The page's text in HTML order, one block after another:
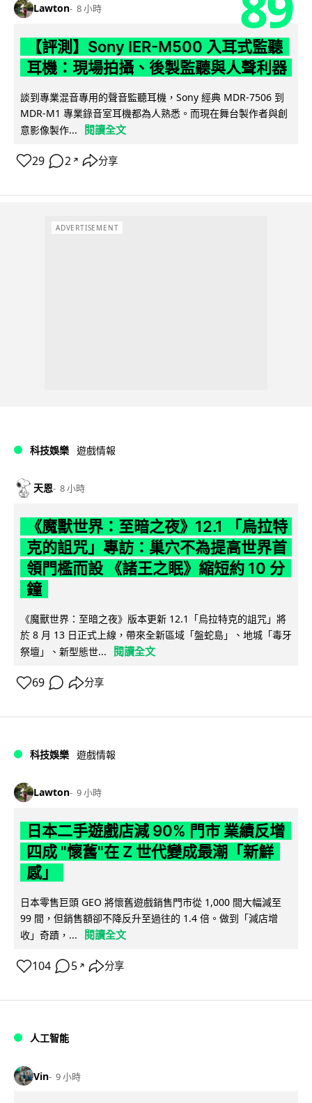
Lawton 8 小時
【評測】Sony IER-M500 入耳式監聽
耳機：現場拍攝、後製監聽與人聲利器
談到專業混音專用的聲音監聽耳機，Sony 經典 MDR-7506 到
MDR-M1 專業錄音室耳機都為人熟悉。而現在舞台製作者與創
意影像製作...
閱讀全文
29 2 ↗ 分享
ADVERTISEMENT
科技娛樂 遊戲情報
天恩 8 小時
《魔獸世界：至暗之夜》12.1 「烏拉特
克的詛咒」專訪：巢穴不為提高世界首
領門檻而設 《諸王之眠》縮短約 10 分
鐘
《魔獸世界：至暗之夜》版本更新 12.1「烏拉特克的詛咒」將
於 8 月 13 日正式上線，帶來全新區域「盤蛇島」、地城「毒牙
祭壇」、新型態世...
閱讀全文
69 分享
科技娛樂 遊戲情報
Lawton 9 小時
日本二手遊戲店減 90% 門市 業績反增
四成 "懷舊"在 Z 世代變成最潮「新鮮
感」
日本零售巨頭 GEO 將懷舊遊戲銷售門市從 1,000 間大幅減至
99 間，但銷售額卻不降反升至過往的 1.4 倍。做到「減店增
收」奇蹟，...
閱讀全文
104 5 ↗ 分享
人工智能
Vin 9 小時